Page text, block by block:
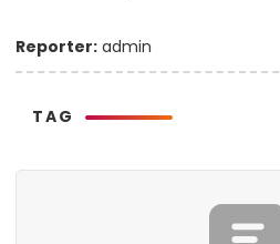
Reporter: admin
TAG